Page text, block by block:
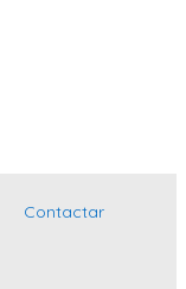
Contactar